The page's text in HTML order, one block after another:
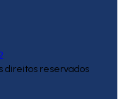
direitos reservados